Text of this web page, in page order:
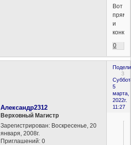
Вот
прямо
и
0
3
5
марта,
2022г.
11:27
Александр2312
Верховный Магистр
Зарегистрирован: Воскресенье, 20
января, 2008г.
Приглашений: 0